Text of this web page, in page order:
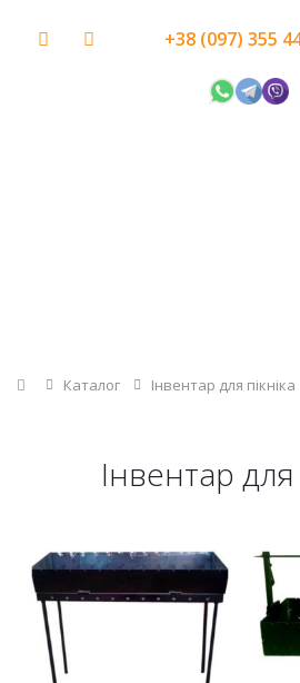
+38 (097) 355
Головна
Каталог
Інвентар для пікніка
Інвентар для